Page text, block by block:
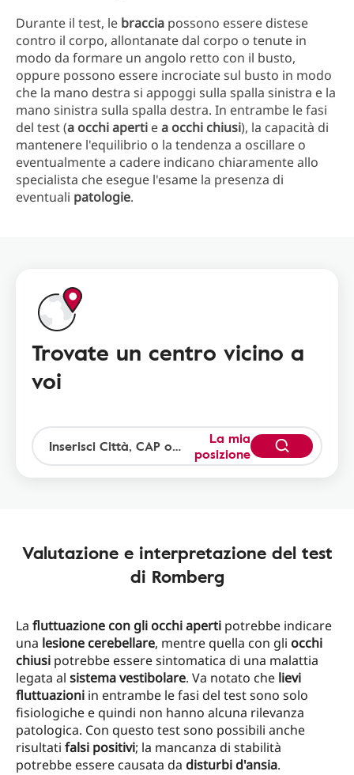
Durante il test, le braccia possono essere distese
contro il corpo, allontanate dal corpo o tenute in
modo da formare un angolo retto con il busto,
oppure possono essere incrociate sul busto in modo
che la mano destra si appoggi sulla spalla sinistra e la
mano sinistra sulla spalla destra. In entrambe le fasi
del test (a occhi aperti ea occhi chiusi), la capacità di
mantenere l'equilibrio o la tendenza a oscillare o
eventualmente a cadere indicano chiaramente allo
specialista che esegue l'esame la presenza di
eventuali patologie.
Trovate un centro vicino a
voi
La mia
posizione
Valutazione e interpretazione del test
di Romberg
La fluttuazione con gli occhi aperti potrebbe indicare
una lesione cerebellare, mentre quella con gli occhi
chiusi potrebbe essere sintomatica di una malattia
legata al sistema vestibolare. Va notato che lievi
fluttuazioni in entrambe le fasi del test sono solo
fisiologiche e quindi non hanno alcuna rilevanza
patologica. Con questo test sono possibili anche
risultati falsi positivi; la mancanza di stabilità
potrebbe essere causata da disturbi d'ansia.